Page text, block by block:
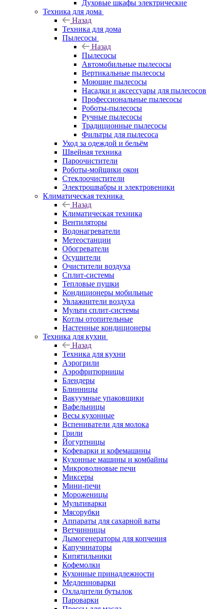
Духовые шкафы электрические
Техника для дома
Назад
Техника для дома
Пылесосы
Назад
Пылесосы
Автомобильные пылесосы
Вертикальные пылесосы
Моющие пылесосы
Насадки и аксессуары для пылесосов
Профессиональные пылесосы
Роботы-пылесосы
Ручные пылесосы
Традиционные пылесосы
Фильтры для пылесоса
Уход за одеждой и бельём
Швейная техника
Пароочистители
Роботы-мойщики окон
Стеклоочистители
Электрошвабры и электровеники
Климатическая техника
Назад
Климатическая техника
Вентиляторы
Водонагреватели
Метеостанции
Обогреватели
Осушители
Очистители воздуха
Сплит-системы
Тепловые пушки
Кондиционеры мобильные
Увлажнители воздуха
Мульти сплит-системы
Котлы отопительные
Настенные кондиционеры
Техника для кухни
Назад
Техника для кухни
Аэрогрили
Аэрофритюрницы
Блендеры
Блинницы
Вакуумные упаковщики
Вафельницы
Весы кухонные
Вспениватели для молока
Грили
Йогуртницы
Кофеварки и кофемашины
Кухонные машины и комбайны
Микроволновые печи
Миксеры
Мини-печи
Мороженицы
Мультиварки
Мясорубки
Аппараты для сахарной ваты
Ветчинницы
Дымогенераторы для копчения
Капучинаторы
Кипятильники
Кофемолки
Кухонные принадлежности
Медленноварки
Охладители бутылок
Пароварки